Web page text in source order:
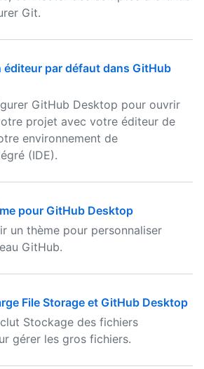
Git.
éditeur par défaut dans GitHub
GitHub Desktop pour ouvrir
projet avec votre éditeur de
environnement de
(IDE).
pour GitHub Desktop
un thème pour personnaliser
GitHub.
File Storage et GitHub Desktop
Stockage des fichiers
gérer les gros fichiers.